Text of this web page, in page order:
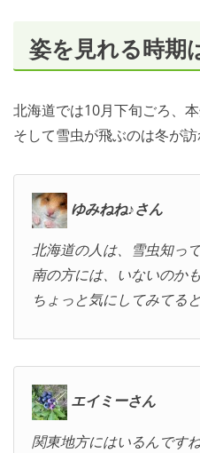
姿を見れる時期
北海道では10月下旬ごろ、
そして雪虫が飛ぶのは冬が
ゆみねね♪さん
北海道の人は、雪虫知っ
南の方には、いないのか
ちょっと気にしてみてる
エイミーさん
関東地方にはいるんです